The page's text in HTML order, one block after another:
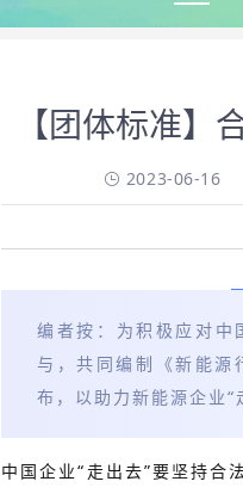
【团体标准
2023-06-16
编者按：为积极应对中
与，共同编制《新能源
布，以助力新能源企业“
中国企业“走出去”要坚持合